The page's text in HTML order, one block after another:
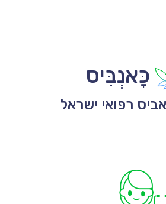
כָּאנְבִּיס
רפואי ישראל